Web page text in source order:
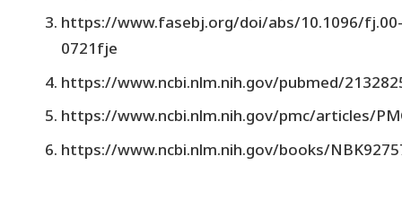
https://www.fasebj.org/doi/abs/10.1096/fj.00-
0721fje
https://www.ncbi.nlm.nih.gov/pubmed/
https://www.ncbi.nlm.nih.gov/pmc/articles/
https://www.ncbi.nlm.nih.gov/books/